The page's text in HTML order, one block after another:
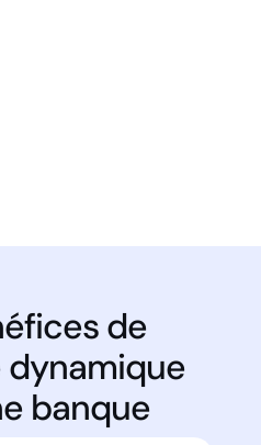
de
dynamique
banque